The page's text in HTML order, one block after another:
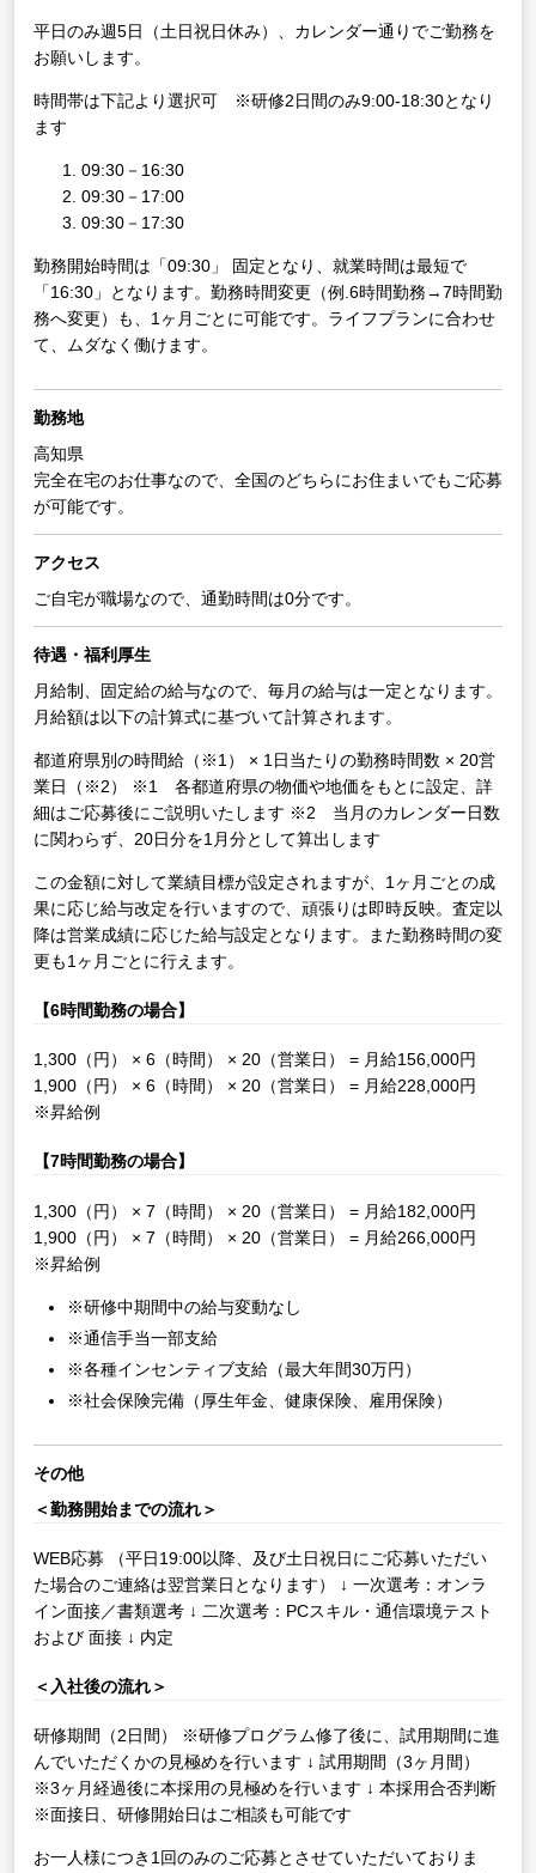
平日のみ週5日（土日祝日休み）、カレンダー通りでご勤務を
お願いします。
時間帯は下記より選択可 ※研修2日間のみ9:00-18:30となり
ます
09:30－16:30
09:30－17:00
09:30－17:30
勤務開始時間は「09:30」 固定となり、就業時間は最短で
「16:30」となります。勤務時間変更（例.6時間勤務→7時間勤
務へ変更）も、1ヶ月ごとに可能です。ライフプランに合わせ
て、ムダなく働けます。
勤務地
高知県
完全在宅のお仕事なので、全国のどちらにお住まいでもご応募
が可能です。
アクセス
ご自宅が職場なので、通勤時間は0分です。
待遇・福利厚生
月給制、固定給の給与なので、毎月の給与は一定となります。
月給額は以下の計算式に基づいて計算されます。
都道府県別の時間給（※1） × 1日当たりの勤務時間数 × 20営
業日（※2）
※1 各都道府県の物価や地価をもとに設定、詳
細はご応募後にご説明いたします ※2 当月のカレンダー日数
に関わらず、20日分を1月分として算出します
この金額に対して業績目標が設定されますが、1ヶ月ごとの成
果に応じ給与改定を行いますので、頑張りは即時反映。査定以
降は営業成績に応じた給与設定となります。また勤務時間の変
更も1ヶ月ごとに行えます。
【6時間勤務の場合】
1,300（円） × 6（時間） × 20（営業日） = 月給156,000円
1,900（円） × 6（時間） × 20（営業日） = 月給228,000円
※昇給例
【7時間勤務の場合】
1,300（円） × 7（時間） × 20（営業日） = 月給182,000円
1,900（円） × 7（時間） × 20（営業日） = 月給266,000円
※昇給例
※研修中期間中の給与変動なし
※通信手当一部支給
※各種インセンティブ支給（最大年間30万円）
※社会保険完備（厚生年金、健康保険、雇用保険）
その他
＜勤務開始までの流れ＞
WEB応募 （平日19:00以降、及び土日祝日にご応募いただい
た場合のご連絡は翌営業日となります）
↓ 一次選考：オンラ
イン面接／書類選考 ↓ 二次選考：PCスキル・通信環境テスト
および 面接 ↓ 内定
＜入社後の流れ＞
研修期間（2日間）
※研修プログラム修了後に、試用期間に進
んでいただくかの見極めを行います ↓ 試用期間（3ヶ月間）
※3ヶ月経過後に本採用の見極めを行います ↓ 本採用合否判断
※面接日、研修開始日はご相談も可能です
お一人様につき1回のみのご応募とさせていただいておりま